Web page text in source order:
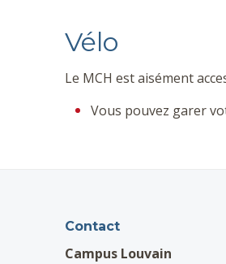
Vélo
Le MCH est aisément
Vous pouvez garer
Contact
Campus Louvain